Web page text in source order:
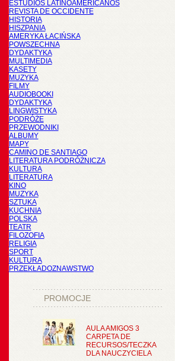
ESTUDIOS LATINOAMERICANOS
REVISTA DE OCCIDENTE
HISTORIA
HISZPANIA
AMERYKA ŁACIŃSKA
POWSZECHNA
DYDAKTYKA
MULTIMEDIA
KASETY
MUZYKA
FILMY
AUDIOBOOKI
DYDAKTYKA
LINGWISTYKA
PODRÓŻE
PRZEWODNIKI
ALBUMY
MAPY
CAMINO DE SANTIAGO
LITERATURA PODRÓŻNICZA
KULTURA
LITERATURA
KINO
MUZYKA
SZTUKA
KUCHNIA
POLSKA
TEATR
FILOZOFIA
RELIGIA
SPORT
KULTURA
PRZEKŁADOZNAWSTWO
PROMOCJE
AULA AMIGOS 3
CARPETA DE
RECURSOS/TECZKA
DLA NAUCZYCIELA